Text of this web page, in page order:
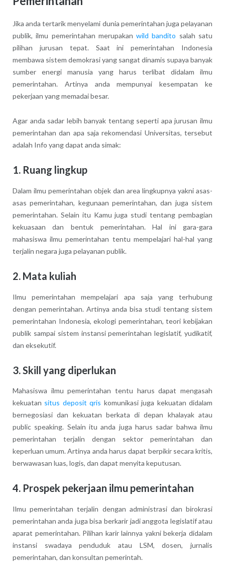
Jika anda tertarik menyelami dunia pemerintahan juga pelayanan
publik, ilmu pemerintahan merupakanwild bandito salah satu
pilihan jurusan tepat. Saat ini pemerintahan Indonesia
membawa sistem demokrasi yang sangat dinamis supaya banyak
sumber energi manusia yang harus terlibat didalam ilmu
pemerintahan. Artinya anda mempunyai kesempatan ke
pekerjaan yang memadai besar.
Agar anda sadar lebih banyak tentang seperti apa jurusan ilmu
pemerintahan dan apa saja rekomendasi Universitas, tersebut
adalah Info yang dapat anda simak:
1. Ruang lingkup
Dalam ilmu pemerintahan objek dan area lingkupnya yakni asas-
asas pemerintahan, kegunaan pemerintahan, dan juga sistem
pemerintahan. Selain itu Kamu juga studi tentang pembagian
kekuasaan dan bentuk pemerintahan. Hal ini gara-gara
mahasiswa ilmu pemerintahan tentu mempelajari hal-hal yang
terjalin negara juga pelayanan publik.
2. Mata kuliah
Ilmu pemerintahan mempelajari apa saja yang terhubung
dengan pemerintahan. Artinya anda bisa studi tentang sistem
pemerintahan Indonesia, ekologi pemerintahan, teori kebijakan
publik sampai sistem instansi pemerintahan legislatif, yudikatif,
dan eksekutif.
3. Skill yang diperlukan
Mahasiswa ilmu pemerintahan tentu harus dapat mengasah
kekuatan situs deposit qris komunikasi juga kekuatan didalam
bernegosiasi dan kekuatan berkata di depan khalayak atau
public speaking. Selain itu anda juga harus sadar bahwa ilmu
pemerintahan terjalin dengan sektor pemerintahan dan
keperluan umum. Artinya anda harus dapat berpikir secara kritis,
berwawasan luas, logis, dan dapat menyita keputusan.
4. Prospek pekerjaan ilmu pemerintahan
Ilmu pemerintahan terjalin dengan administrasi dan birokrasi
pemerintahan anda juga bisa berkarir jadi anggota legislatif atau
aparat pemerintahan. Pilihan karir lainnya yakni bekerja didalam
instansi swadaya penduduk atau LSM, dosen, jurnalis
pemerintahan, dan konsultan pemerintah.